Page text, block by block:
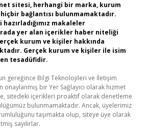
sitesi, herhangi bir marka, kurum
bağlantısı bulunmamaktadır.
makaleler
yer alan içerikler haber niteliği
kurum ve kişiler hakkında
Gerçek kurum ve kişiler ile isim
tesadüfidir.
gereğince Bilgi Teknolojileri ve İletişim
onaylanmış bir Yer Sağlayıcı olarak hizmet
sitedeki içerikleri proaktif olarak denetleme
bulunmamaktadır. Ancak, üyelerimiz
taşımakta olup, siteye üye olarak
sayılırlar.